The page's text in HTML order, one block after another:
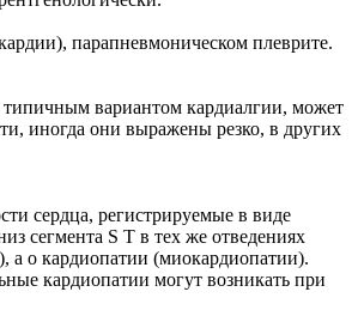
парапневмоническом плеврите.
типичным вариантом кардиалгии, может
иногда они выражены резко, в других
сердца, регистрируемые в виде
сегмента S Т в тех же отведениях
а о кардиопатии (миокардиопатии).
кардиопатии могут возникать при